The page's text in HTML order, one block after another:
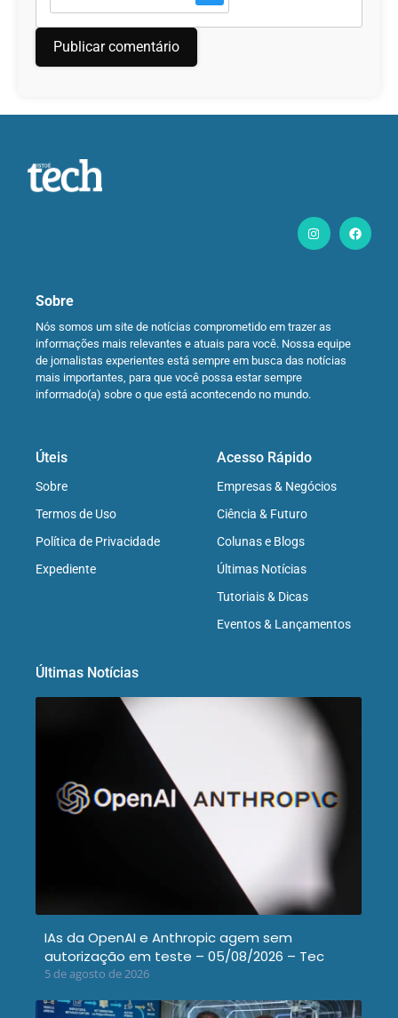
Sobre
Nós somos um site de notícias comprometido em trazer as
informações mais relevantes e atuais para você. Nossa equipe
de jornalistas experientes está sempre em busca das notícias
mais importantes, para que você possa estar sempre
informado(a) sobre o que está acontecendo no mundo.
Úteis
Sobre
Termos de Uso
Política de Privacidade
Expediente
Acesso Rápido
Empresas & Negócios
Ciência & Futuro
Colunas e Blogs
Últimas Notícias
Tutoriais & Dicas
Eventos & Lançamentos
Últimas Notícias
IAs da OpenAI e Anthropic agem sem
autorização em teste – 05/08/2026 – Tec
5 de agosto de 2026